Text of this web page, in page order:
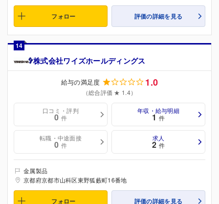
フォロー 評価の詳細を見る
14
株式会社ワイズホールディングス
給与の満足度 1.0
（総合評価 ★ 1.4）
口コミ・評判
0 件
年収・給与明細
1 件
転職・中途面接
0 件
求人
2 件
金属製品
京都府京都市山科区東野狐藪町16番地
フォロー 評価の詳細を見る